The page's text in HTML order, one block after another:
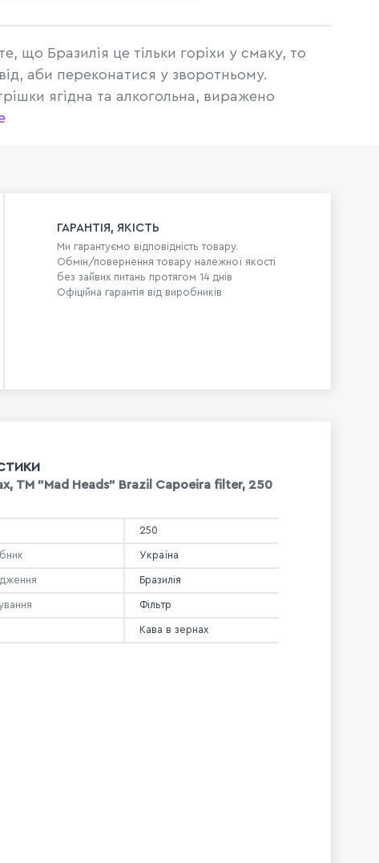
що Бразилія це тільки горіхи у смаку, то
аби переконатися у зворотньому.
ягідна та алкогольна, виражено
ГАРАНТІЯ, ЯКІСТЬ
Ми гарантуємо відповідність товару.
Обмін/повернення товару належної якості
без зайвих питань протягом 14 днів
Офіційна гарантія від виробників
ТМ "Mad Heads" Brazil Capoeira filter, 250
250
Україна
Бразилія
Фільтр
Кава в зернах